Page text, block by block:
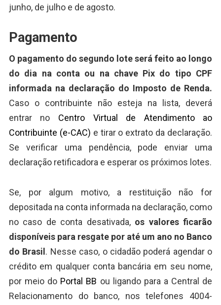
junho, de julho e de agosto.
Pagamento
O pagamento do segundo lote será feito ao longo
do dia na conta ou na chave Pix do tipo CPF
informada na declaração do Imposto de Renda.
Caso o contribuinte não esteja na lista, deverá
entrar no Centro Virtual de Atendimento ao
Contribuinte (e-CAC) e tirar o extrato da declaração.
Se verificar uma pendência, pode enviar uma
declaração retificadora e esperar os próximos lotes.
Se, por algum motivo, a restituição não for
depositada na conta informada na declaração, como
no caso de conta desativada, os valores ficarão
disponíveis para resgate por até um ano no Banco
do Brasil . Nesse caso, o cidadão poderá agendar o
crédito em qualquer conta bancária em seu nome,
por meio do Portal BB ou ligando para a Central de
Relacionamento do banco, nos telefones 4004-